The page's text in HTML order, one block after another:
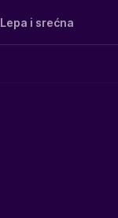
Lepa i srećna